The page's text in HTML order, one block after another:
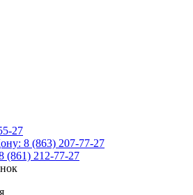
27
8 (863) 207-77-27
(861) 212-77-27